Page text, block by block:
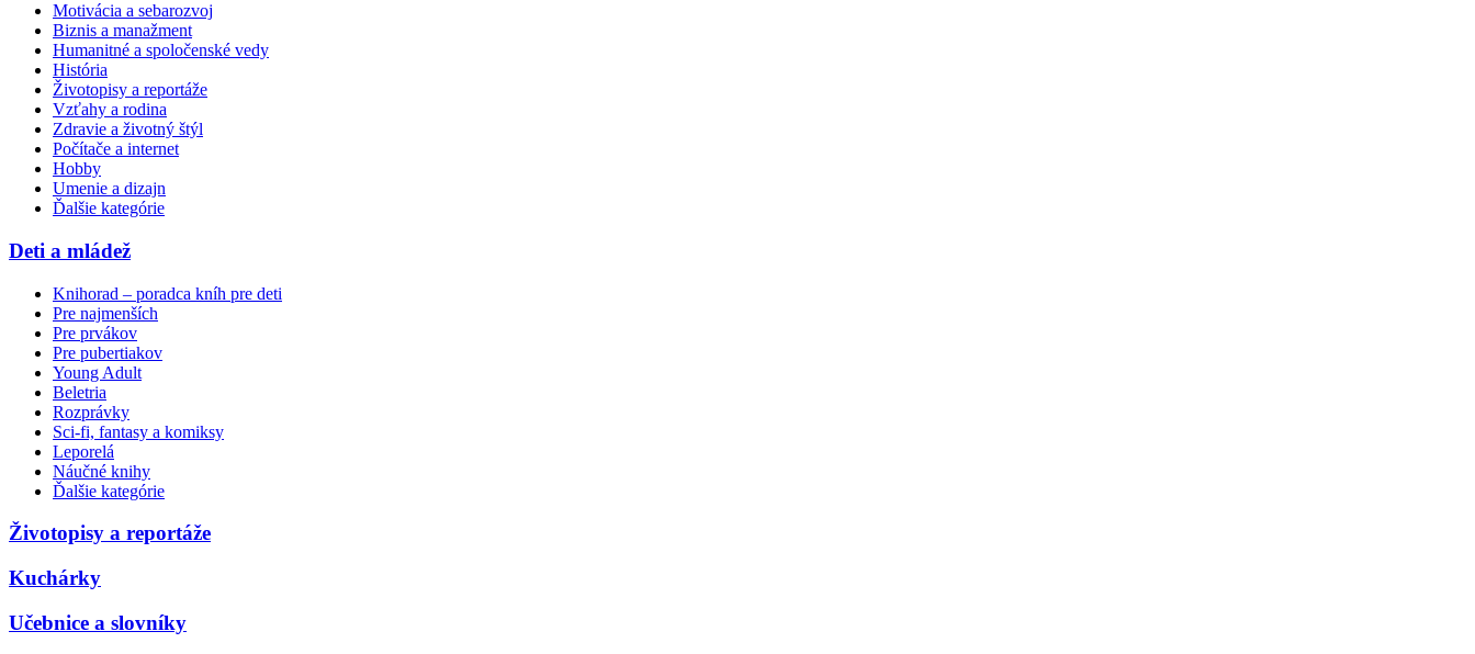
Motivácia a sebarozvoj
Biznis a manažment
Humanitné a spoločenské vedy
História
Životopisy a reportáže
Vzťahy a rodina
Zdravie a životný štýl
Počítače a internet
Hobby
Umenie a dizajn
Ďalšie kategórie
Deti a mládež
Knihorad – poradca kníh pre deti
Pre najmenších
Pre prvákov
Pre pubertiakov
Young Adult
Beletria
Rozprávky
Sci-fi, fantasy a komiksy
Leporelá
Náučné knihy
Ďalšie kategórie
Životopisy a reportáže
Kuchárky
Učebnice a slovníky